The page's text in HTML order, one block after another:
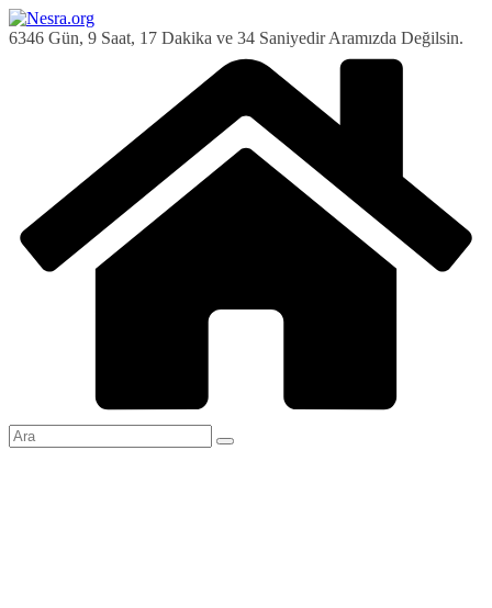
Skip
to
6346 Gün, 9 Saat, 17 Dakika ve 35 Saniyedir Aramızda Değilsin.